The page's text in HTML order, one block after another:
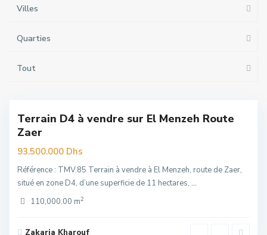
Villes
Quarties
ToutMenzeh
Exclusivité
Terrain D4 à vendre sur El Menzeh Route
Zaer
93.500.000 Dhs
Référence : TMV.85 Terrain à vendre à El Menzeh, route de Zaer,
situé en zone D4, d’une superficie de 11 hectares, ...
110,000.00 m2
Zakaria Kharouf